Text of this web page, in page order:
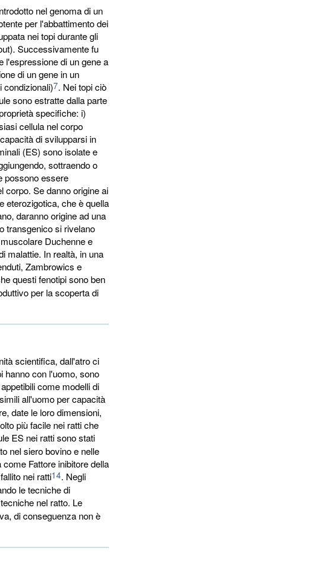
nel genoma di un
per l'abbattimento dei
nei topi durante gli
Successivamente fu
l'espressione di un gene a
di un gene in un
7. Nei topi ciò
sono estratte dalla parte
specifiche: i)
cellula nel corpo
di svilupparsi in
(ES) sono isolate e
sottraendo o
possono essere
corpo. Se danno origine ai
eterozigotica, che è quella
daranno origine ad una
transgenico si rivelano
Duchenne e
malattie. In realtà, in una
Zambrowics e
questi fenotipi sono ben
per la scoperta di
scientifica, dall'atro ci
hanno con l'uomo, sono
come modelli di
all'uomo per capacità
date le loro dimensioni,
più facile nei ratti che
ES nei ratti sono stati
nel siero bovino e nelle
Fattore inibitore della
nei ratti14. Negli
le tecniche di
nel ratto. Le
di conseguenza non è